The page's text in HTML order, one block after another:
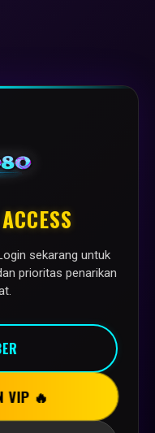
sekarang untuk
prioritas penarikan
VIP 🔥